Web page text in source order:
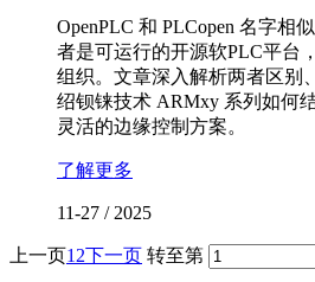
OpenPLC 和 PLCopen 名字相
者是可运行的开源软PLC平台
组织。文章深入解析两者区别
绍钡铼技术 ARMxy 系列如何
灵活的边缘控制方案。
了解更多
11-27 / 2025
上一页1 2下一页 转至第